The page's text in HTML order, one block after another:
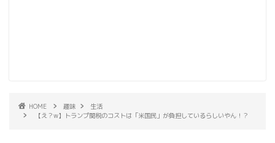
HOME 趣味
生活
【え？w】トランプ関税のコストは「米国民」が負担しているらしいやん！？